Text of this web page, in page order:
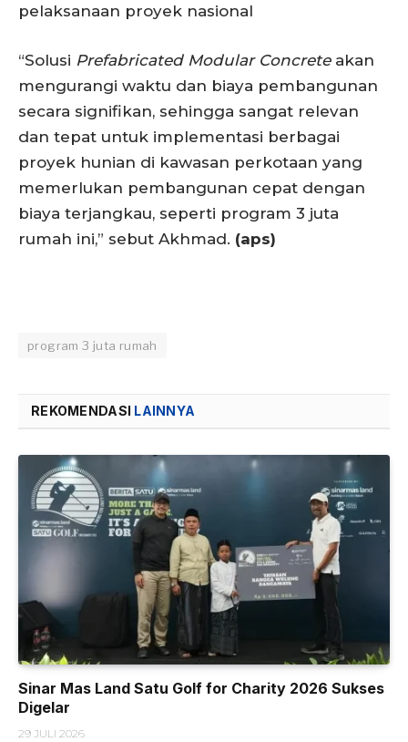
pelaksanaan proyek nasional
“Solusi Prefabricated Modular Concreteakan
mengurangi waktu dan biaya pembangunan
secara signifikan, sehingga sangat relevan
dan tepat untuk implementasi berbagai
proyek hunian di kawasan perkotaan yang
memerlukan pembangunan cepat dengan
biaya terjangkau, seperti program 3 juta
rumah ini,” sebut Akhmad. (aps)
program 3 juta rumah
REKOMENDASI LAINNYA
Sinar Mas Land Satu Golf for Charity 2026 Sukses
Digelar
29 JULI 2026